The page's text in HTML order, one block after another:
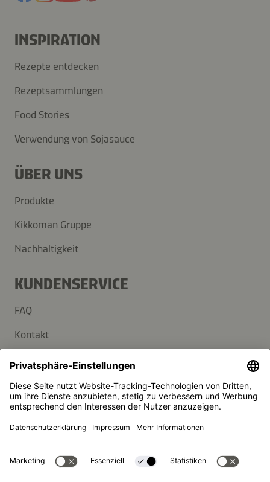
INSPIRATION
Rezepte entdecken
Rezeptsammlungen
Food Stories
Verwendung von Sojasauce
ÜBER UNS
Produkte
Kikkoman Gruppe
Nachhaltigkeit
KUNDENSERVICE
FAQ
Kontakt
Newsletter
Presse
Kikkoman ist ein eingetragenes Warenzeichen der Kikkoman
© Kikkoman Trading Europe GmbH 2023 – 2026
Theodorstraße 180, 40472 Düsseldorf, Germany